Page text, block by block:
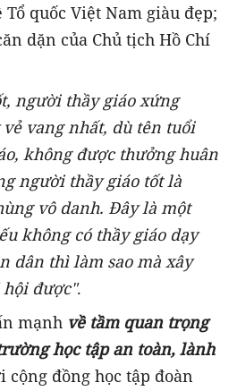
quốc Việt Nam giàu đẹp;
dặn của Chủ tịch Hồ Chí
người thầy giáo xứng
vang nhất, dù tên tuổi
không được thưởng huân
người thầy giáo tốt là
vô danh. Đây là một
không có thầy giáo dạy
dân thì làm sao mà xây
được".
mạnh về tầm quan trọng
học tập an toàn, lành
cộng đồng học tập đoàn